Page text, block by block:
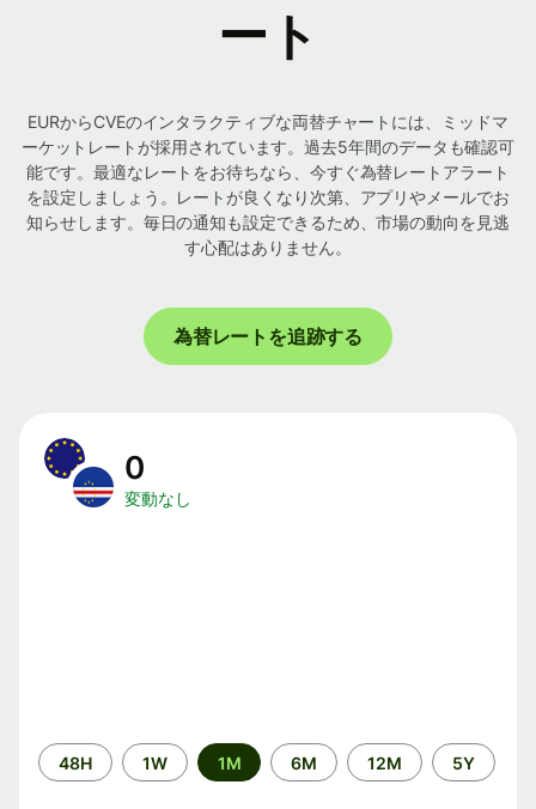
ート
EURからCVEのインタラクティブな両替チャートには、ミッドマ
ーケットレートが採用されています。過去5年間のデータも確認可
能です。最適なレートをお待ちなら、今すぐ為替レートアラート
を設定しましょう。レートが良くなり次第、アプリやメールでお
知らせします。毎日の通知も設定できるため、市場の動向を見逃
す心配はありません。
為替レートを追跡する
0
変動なし
期
間
48H 1W 1M 6M 12M 5Y